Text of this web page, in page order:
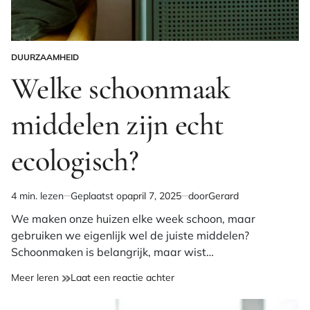
GEPLAATST
DUURZAAMHEID
Welke schoonmaak
middelen zijn echt
ecologisch?
Geschatte
leestijd
4 min. lezen Geplaatst opapril 7, 2025 doorGerard
We maken onze huizen elke week schoon, maar
gebruiken we eigenlijk wel de juiste middelen?
Schoonmaken is belangrijk, maar wist…
Meer leren Laat een reactie achterop